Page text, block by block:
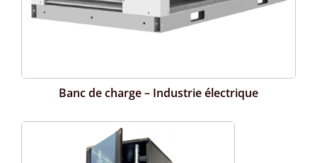
Banc de charge – Industrie électrique